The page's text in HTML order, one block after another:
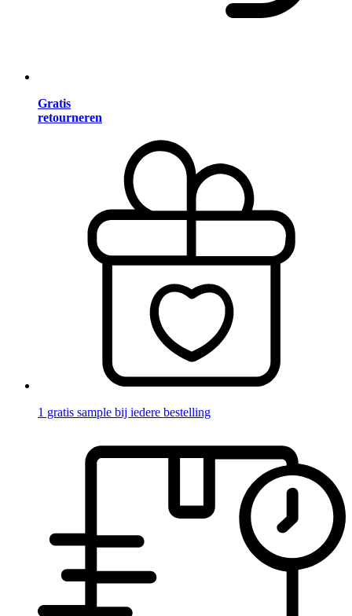
Gratis
retourneren
1 gratis sample bij iedere bestelling